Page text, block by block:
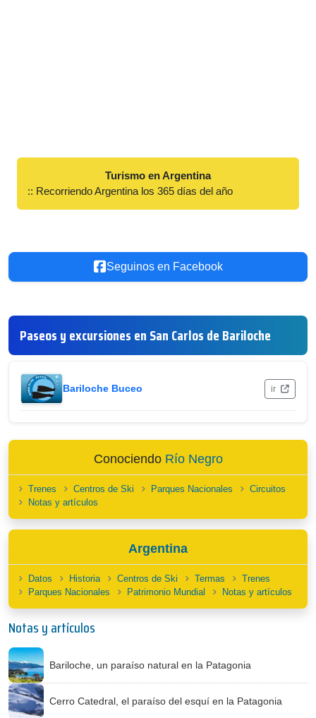
Turismo en Argentina
:: Recorriendo Argentina los 365 días del año
Seguinos en Facebook
Paseos y excursiones en San Carlos de Bariloche
Bariloche Buceo ir
Conociendo Río Negro
Trenes Centros de Ski Parques Nacionales
Circuitos
Notas y artículos
Argentina
Datos Historia Centros de Ski Termas
Trenes
Parques Nacionales
Patrimonio Mundial Notas y artículos
Notas y artículos
Bariloche, un paraíso natural en la Patagonia
Cerro Catedral, el paraíso del esquí en la Patagonia